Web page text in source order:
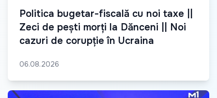
Politica bugetar-fiscală cu noi taxe ||
Zeci de pești morți la Dănceni || Noi
cazuri de corupție în Ucraina
06.08.2026